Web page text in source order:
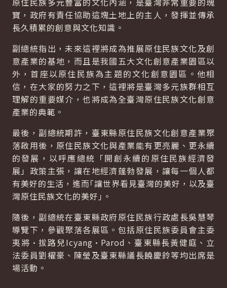
寶，政府有責任協助這塊土地上的主人，發揮並傳承
長久積累的創意與文化知識。
副總統指出，未來這裡將成為推展原住民族文化及創
意產業的基地，而且是我國五大文化創意產業園區以
外，首座以原住民族為主題的文化創意園區。他相
信，在大家的努力之下，這裡將是臺灣多元族群相互
理解的重要媒介，也將成為全臺灣原住民族文化創意
產業的典範。
最後，副總統期許，臺東縣原住民族文化創意產業聚
落啟用後，原住民族文化與產業能有更亮麗、更永續
的發展，以呼應總統「開創永續的原住民族經濟發
展」政策主張，讓在地經濟蓬勃發展，讓每一個人都
有美好的生活，進而｢讓世界看見臺灣的美好，以及臺
灣原住民族文化的美好｣。
隨後，副總統在臺東縣政府原住民族行政處長吳慧琴
導覽下，參觀聚落各展區。包括原住民族委員會主委
夷將•拔路兒Icyang•Parod、臺東縣長黃健庭、立
法委員劉櫂豪、陳瑩及臺東縣議長饒慶鈴等均出席是
場活動。